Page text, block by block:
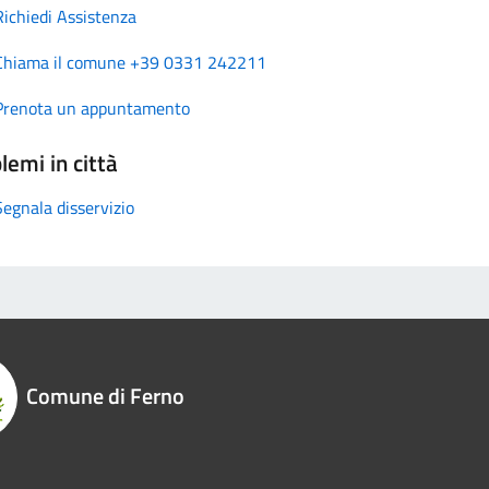
Assistenza
il comune +39 0331 242211
un appuntamento
in città
disservizio
Comune di Ferno